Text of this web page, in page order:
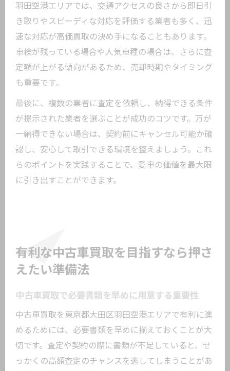
羽田空港エリアでは、交通アクセスの良さから即日引
き取りやスピーディな対応を評価する業者も多く、迅
速な対応が高価買取の決め手になることもあります。
車検が残っている場合や人気車種の場合は、さらに査
定額が上がる傾向があるため、売却時期やタイミング
も重要です。
最後に、複数の業者に査定を依頼し、納得できる条件
が提示された業者を選ぶことが成功のコツです。万が
一納得できない場合は、契約前にキャンセル可能か確
認し、安心して取引できる環境を整えましょう。これ
らのポイントを実践することで、愛車の価値を最大限
に引き出すことができます。
有利な中古車買取を目指すなら押さ
えたい準備法
中古車買取で必要書類を早めに用意する重要性
中古車買取を東京都大田区羽田空港エリアで有利に進
めるためには、必要書類を早めに揃えておくことが大
切です。査定や契約の際に書類が不足していると、せ
っかくの高額査定のチャンスを逃してしまうことがあ